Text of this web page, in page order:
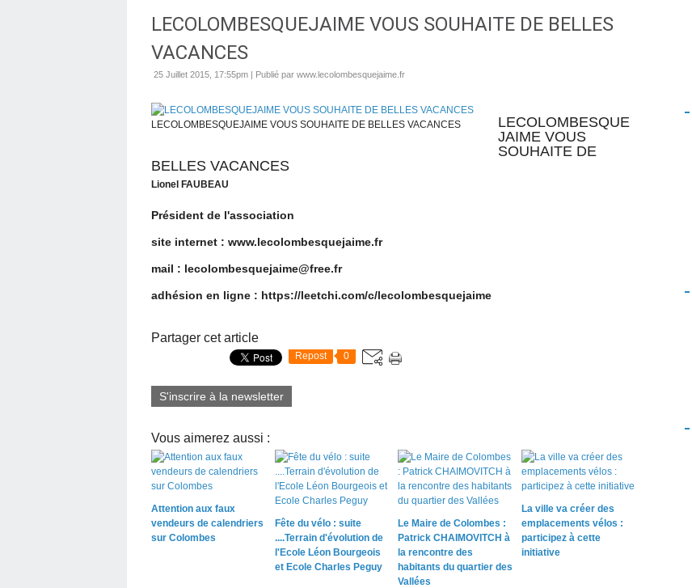
LECOLOMBESQUEJAIME VOUS SOUHAITE DE BELLES
VACANCES
25 Juillet 2015, 17:55pm | Publié par www.lecolombesquejaime.fr
LECOLOMBESQUEJAIME VOUS SOUHAITE DE BELLES VACANCES
LECOLOMBESQUE
JAIME VOUS
SOUHAITE DE
BELLES VACANCES
Lionel FAUBEAU
Président de l'association
site internet : www.lecolombesquejaime.fr
mail : lecolombesquejaime@free.fr
adhésion en ligne : https://leetchi.com/c/lecolombesquejaime
Partager cet article
Repost 0
S'inscrire à la newsletter
Vous aimerez aussi :
Attention aux faux
vendeurs de calendriers
sur Colombes
Fête du vélo : suite
....Terrain d'évolution de
l'Ecole Léon Bourgeois
et Ecole Charles Peguy
Le Maire de Colombes :
Patrick CHAIMOVITCH à
la rencontre des
habitants du quartier des
Vallées
La ville va créer des
emplacements vélos :
participez à cette
initiative